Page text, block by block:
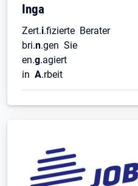
Inga
Zert.i.fizierte Berater
bri.n.gen Sie
en.g.agiert
in A.rbeit